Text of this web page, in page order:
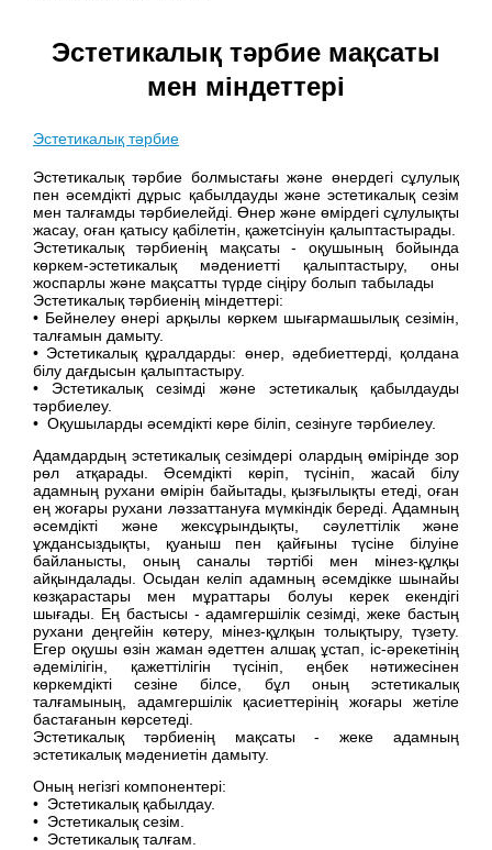
Эстетикалық тәрбие мақсаты
мен міндеттері
Эстетикалық тәрбие
Эстетикалық тәрбие болмыстағы және өнердегі сұлулық
пен әсемдікті дұрыс қабылдауды және эстетикалық сезім
мен талғамды тәрбиелейді. Өнер және өмірдегі сұлулықты
жасау, оған қатысу қабілетін, қажетсінуін қалыптастырады.
Эстетикалық тәрбиенің мақсаты - оқушының бойында
көркем-эстетикалық мәдениетті қалыптастыру, оны
жоспарлы және мақсатты түрде сіңіру болып табылады
Эстетикалық тәрбиенің міндеттері:
• Бейнелеу өнері арқылы көркем шығармашылық сезімін,
талғамын дамыту.
• Эстетикалық құралдарды: өнер, әдебиеттерді, қолдана
білу дағдысын қалыптастыру.
• Эстетикалық сезімді және эстетикалық қабылдауды
тәрбиелеу.
• Оқушыларды әсемдікті көре біліп, сезінуге тәрбиелеу.
Адамдардың эстетикалық сезімдері олардың өмірінде зор
рөл атқарады. Әсемдікті көріп, түсініп, жасай білу
адамның рухани өмірін байытады, қызғылықты етеді, оған
ең жоғары рухани ләззаттануға мүмкіндік береді. Адамның
әсемдікті және жексұрындықты, сәулеттілік және
ұждансыздықты, қуаныш пен қайғыны түсіне білуіне
байланысты, оның саналы тәртібі мен мінез-құлқы
айқындалады. Осыдан келіп адамның әсемдікке шынайы
көзқарастары мен мұраттары болуы керек екендігі
шығады. Ең бастысы - адамгершілік сезімді, жеке бастың
рухани деңгейін көтеру, мінез-құлқын толықтыру, түзету.
Егер оқушы өзін жаман әдеттен алшақ ұстап, іс-әрекетінің
әдемілігін, қажеттілігін түсініп, еңбек нәтижесінен
көркемдікті сезіне білсе, бұл оның эстетикалық
талғамының, адамгершілік қасиеттерінің жоғары жетіле
бастағанын көрсетеді.
Эстетикалық тәрбиенің мақсаты - жеке адамның
эстетикалық мәдениетін дамыту.
Оның негізгі компонентері:
• Эстетикалық қабылдау.
• Эстетикалық сезім.
• Эстетикалық талғам.